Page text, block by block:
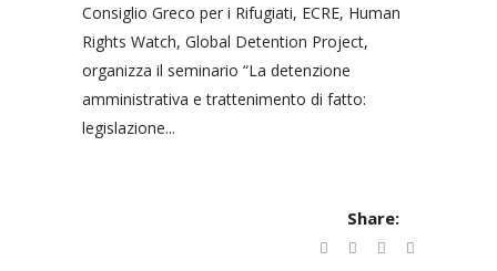
Consiglio Greco per i Rifugiati, ECRE, Human
Rights Watch, Global Detention Project,
organizza il seminario “La detenzione
amministrativa e trattenimento di fatto:
legislazione...
Share: